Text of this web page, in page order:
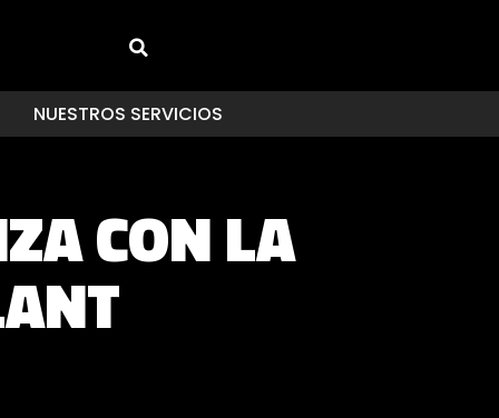
NUESTROS SERVICIOS
CON LA